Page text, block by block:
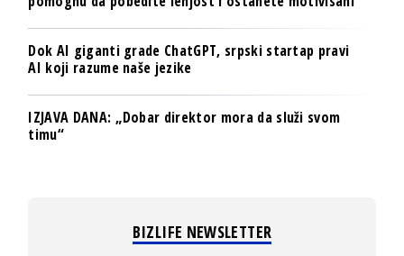
Dok AI giganti grade ChatGPT, srpski startap pravi
AI koji razume naše jezike
IZJAVA DANA: „Dobar direktor mora da služi svom
timu“
BIZLIFE NEWSLETTER